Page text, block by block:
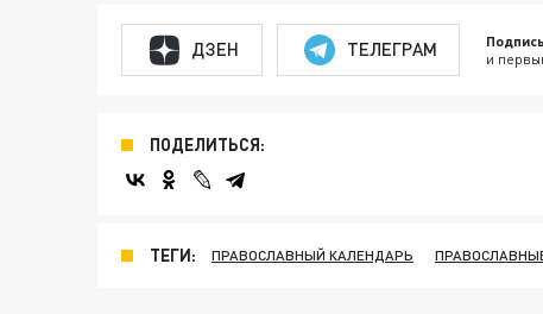
ДЗЕН ТЕЛЕГРАМ и
ПОДЕЛИТЬСЯ:
ТЕГИ: ПРАВОСЛАВНЫЙ КАЛЕНДАРЬ